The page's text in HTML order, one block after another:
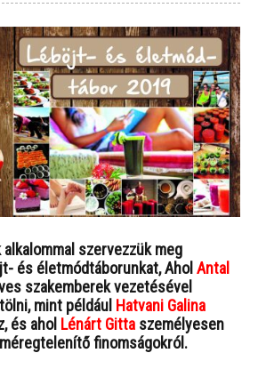
szervezzük meg
és életmódtáborunkat, Ahol Antal
szakemberek vezetésével
mint például Hatvani Galina
és ahol Lénárt Gitta személyesen
finomságokról.